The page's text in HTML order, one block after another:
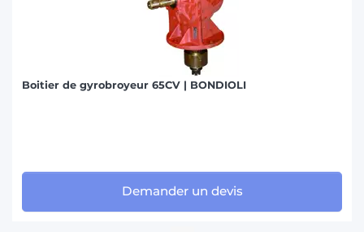
Boitier de gyrobroyeur 65CV | BONDIOLI
Demander un devis